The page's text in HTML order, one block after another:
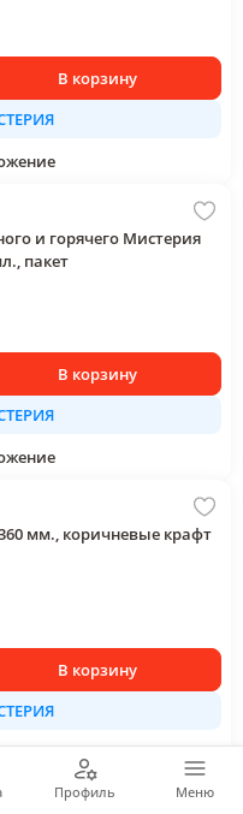
Профиль Меню
В корзину
и горячего Мистерия
пакет
В корзину
мм., коричневые крафт
В корзину